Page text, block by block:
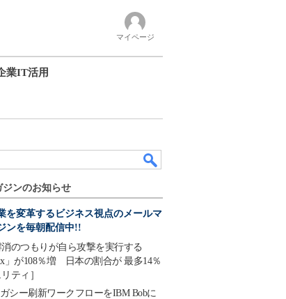
マイページ
業IT活用
ジンのお知らせ
を変革するビジネス視点のメールマ
ンを毎朝配信中!!
のつもりが自ら攻撃を実行する
」が108％増 日本の割合が 最多14％
ティ］
シー刷新ワークフローをIBM Bobに